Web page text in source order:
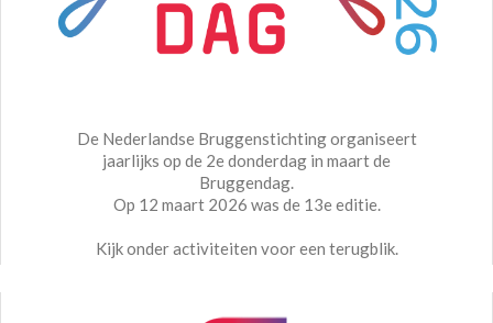
De Nederlandse Bruggenstichting organiseert
jaarlijks op de 2e donderdag in maart de
Bruggendag.
Op 12 maart 2026 was de 13e editie.
Kijk onder activiteiten voor een terugblik.